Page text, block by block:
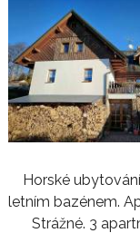
Horské
letním bazénem.
Strážné. 3